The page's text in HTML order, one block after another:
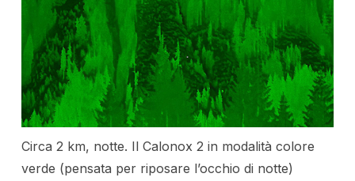
Circa 2 km, notte. Il Calonox 2 in modalità colore
verde (pensata per riposare l’occhio di notte)